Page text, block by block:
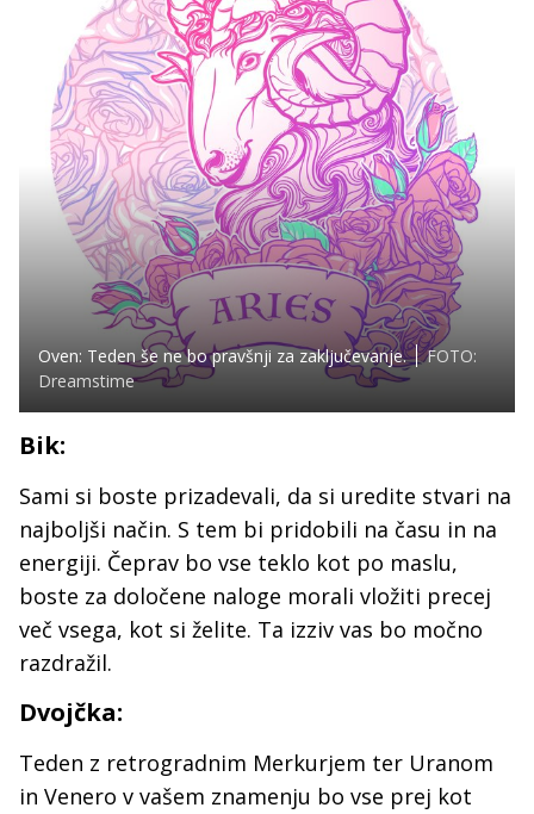
Oven: Teden še ne bo pravšnji za zaključevanje.
FOTO:
Dreamstime
Bik:
Sami si boste prizadevali, da si uredite stvari na
najboljši način. S tem bi pridobili na času in na
energiji. Čeprav bo vse teklo kot po maslu,
boste za določene naloge morali vložiti precej
več vsega, kot si želite. Ta izziv vas bo močno
razdražil.
Dvojčka:
Teden z retrogradnim Merkurjem ter Uranom
in Venero v vašem znamenju bo vse prej kot